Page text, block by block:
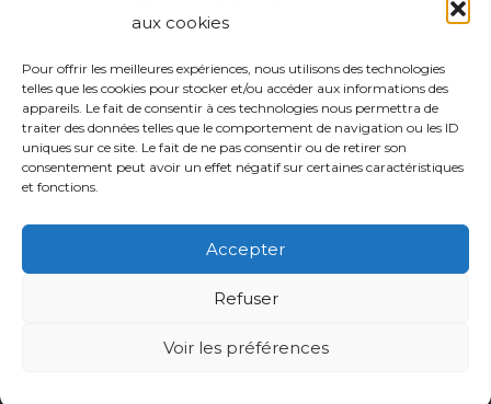
aux cookies
Pour offrir les meilleures expériences, nous utilisons des technologies
telles que les cookies pour stocker et/ou accéder aux informations des
appareils. Le fait de consentir à ces technologies nous permettra de
traiter des données telles que le comportement de navigation ou les ID
uniques sur ce site. Le fait de ne pas consentir ou de retirer son
consentement peut avoir un effet négatif sur certaines caractéristiques
et fonctions.
Accepter
Refuser
Voir les préférences
Votre CPTS
Professionnels de santé